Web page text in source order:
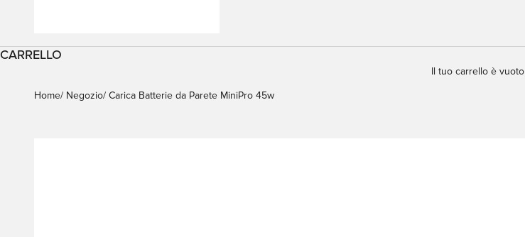
CARRELLO
Il tuo carrello è vuoto
Home Negozio Carica Batterie da Parete MiniPro 45w